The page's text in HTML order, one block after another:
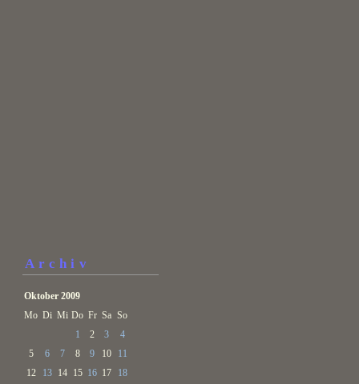
Archiv
Oktober 2009
Mo Di Mi Do Fr Sa So
1
2 3
4
5
6 7 8 9 10
11
12
13 14 15 16 17 18